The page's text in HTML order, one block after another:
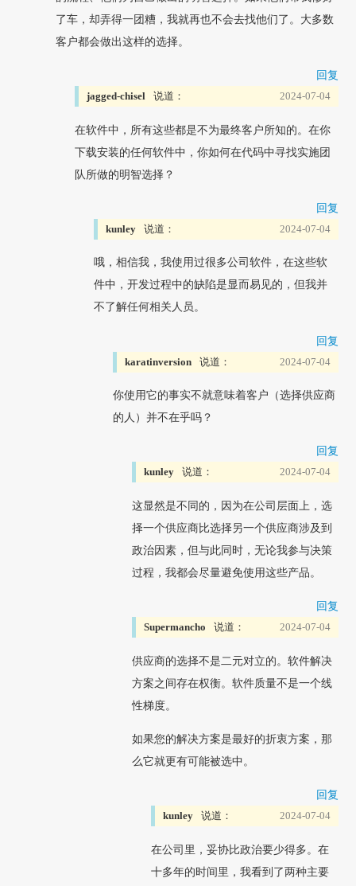
了车，却弄得一团糟，我就再也不会去找他们了。大多数
客户都会做出这样的选择。
回复
jagged-chisel 说道： 2024-07-04
在软件中，所有这些都是不为最终客户所知的。在你
下载安装的任何软件中，你如何在代码中寻找实施团
队所做的明智选择？
回复
kunley 说道： 2024-07-04
哦，相信我，我使用过很多公司软件，在这些软
件中，开发过程中的缺陷是显而易见的，但我并
不了解任何相关人员。
回复
karatinversion 说道： 2024-07-04
你使用它的事实不就意味着客户（选择供应商
的人）并不在乎吗？
回复
kunley 说道： 2024-07-04
这显然是不同的，因为在公司层面上，选
择一个供应商比选择另一个供应商涉及到
政治因素，但与此同时，无论我参与决策
过程，我都会尽量避免使用这些产品。
回复
Supermancho 说道： 2024-07-04
供应商的选择不是二元对立的。软件解决
方案之间存在权衡。软件质量不是一个线
性梯度。
如果您的解决方案是最好的折衷方案，那
么它就更有可能被选中。
回复
kunley 说道： 2024-07-04
在公司里，妥协比政治要少得多。在
十多年的时间里，我看到了两种主要